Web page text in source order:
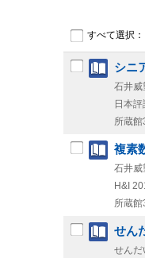
すべて選択：
シニ
石井威
日本評
所蔵
複素
石井威
H&I
所蔵
せん
せんだ